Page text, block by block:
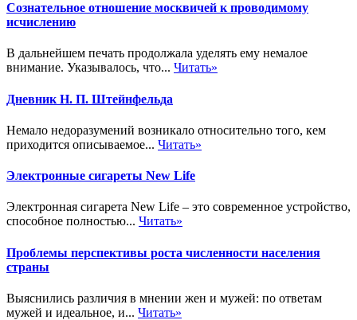
Сознательное отношение москвичей к проводимому
исчислению
В дальнейшем печать продолжала уделять ему немалое
внимание. Указывалось, что... Читать»
Дневник Н. П. Штейнфельда
Немало недоразумений возникало относительно того, кем
приходится описываемое... Читать»
Электронные сигареты New Life
Электронная сигарета New Life – это современное устройство,
способное полностью... Читать»
Проблемы перспективы роста численности населения
страны
Выяснились различия в мнении жен и мужей: по ответам
мужей и идеальное, и... Читать»